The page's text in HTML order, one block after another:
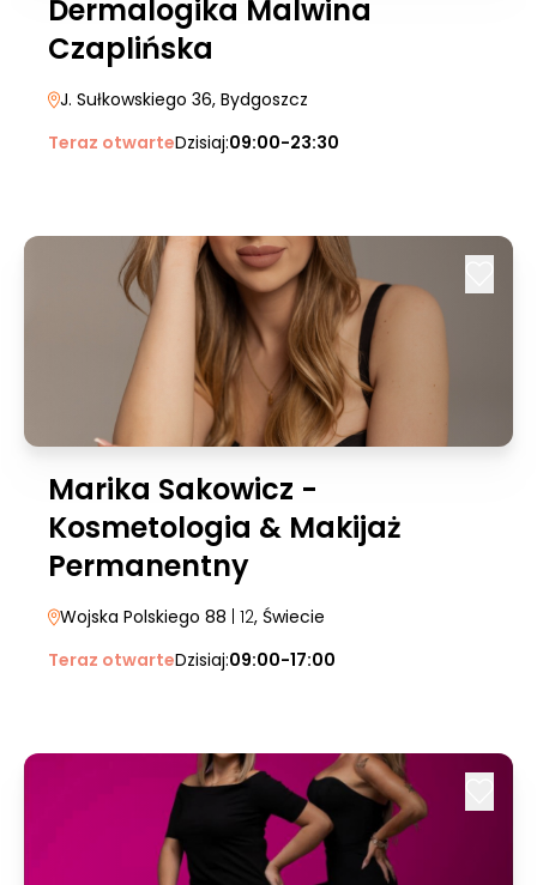
Dermalogika Malwina
Czaplińska
J. Sułkowskiego 36, Bydgoszcz
Teraz otwarteDzisiaj:09:00-23:30
Marika Sakowicz -
Kosmetologia & Makijaż
Permanentny
Wojska Polskiego 88 | 12, Świecie
Teraz otwarteDzisiaj:09:00-17:00